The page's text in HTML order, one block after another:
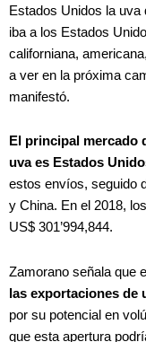
Estados Unidos la uva
iba a los Estados
californiana,
a ver en la próxima
manifestó.
El principal mercado
uva es Estados
estos envíos, seguido
y China. En el 2018,
US$ 301’994,844.
Zamorano señala que
las exportaciones de
por su potencial en
que esta apertura